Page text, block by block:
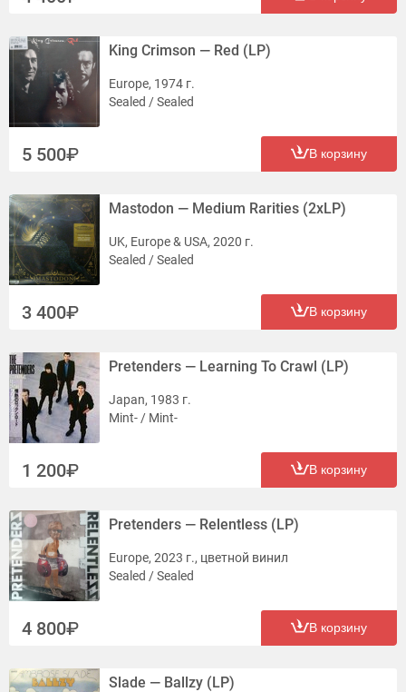
King Crimson — Red (LP)
Europe, 1974 г.
Sealed / Sealed
5 500 В корзину
Mastodon — Medium Rarities (2xLP)
UK, Europe & USA, 2020 г.
Sealed / Sealed
3 400 В корзину
Pretenders — Learning To Crawl (LP)
Japan, 1983 г.
Mint- / Mint-
1 200 В корзину
Pretenders — Relentless (LP)
Europe, 2023 г., цветной винил
Sealed / Sealed
4 800 В корзину
Slade — Ballzy (LP)